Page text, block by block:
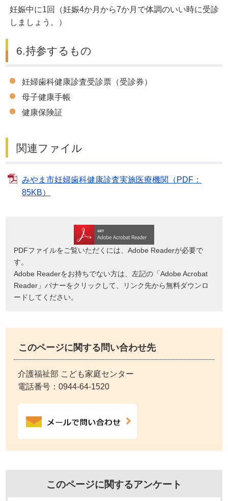
妊娠中に1回（妊娠4か月から7か月で体調のいい時に受診
しましょう。）
6.持参するもの
妊婦歯科健康診査受診票（受診券）
母子健康手帳
健康保険証
関連ファイル
みやま市妊婦歯科健康診査実施医療機関（PDF：
85KB）
PDFファイルをご覧いただくには、Adobe Readerが必要で
す。
Adobe Readerをお持ちでない方は、左記の「Adobe Acrobat
Reader」バナーをクリックして、リンク先から無料ダウンロ
ードしてください。
このページに関する問い合わせ先
介護福祉部 こども家庭センター
電話番号：0944-64-1520
このページに関するアンケート